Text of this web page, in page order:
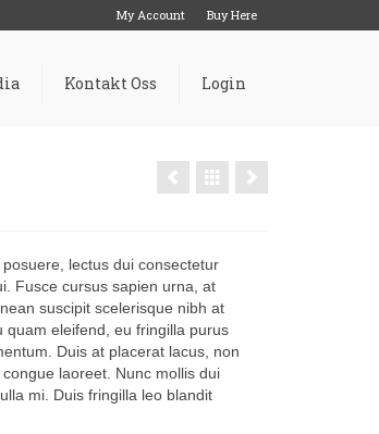
My Account Buy Here
Kontakt Oss Login
lectus dui consectetur
Fusce cursus sapien urna, at
suscipit scelerisque nibh at
eleifend, eu fringilla purus
Duis at placerat lacus, non
laoreet. Nunc mollis dui
mi. Duis fringilla leo blandit